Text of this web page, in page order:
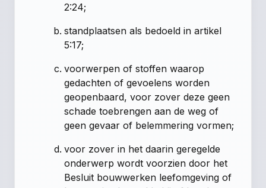
2:24;
standplaatsen als bedoeld in artikel
5:17;
voorwerpen of stoffen waarop
gedachten of gevoelens worden
geopenbaard, voor zover deze geen
schade toebrengen aan de weg of
geen gevaar of belemmering vormen;
voor zover in het daarin geregelde
onderwerp wordt voorzien door het
Besluit bouwwerken leefomgeving of